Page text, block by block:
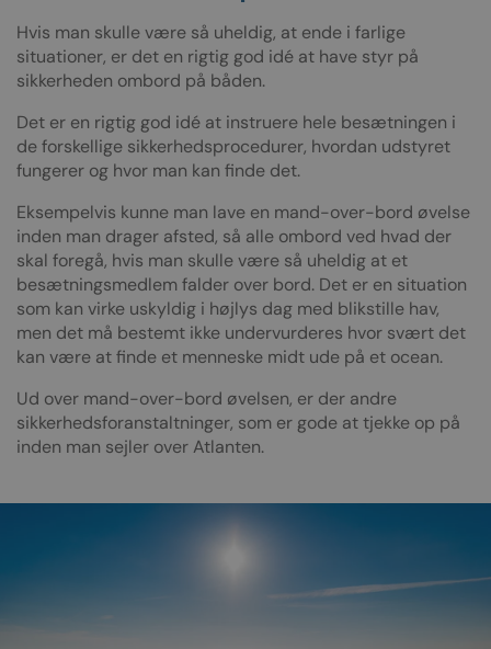
Hvis man skulle være så uheldig, at ende i farlige
situationer, er det en rigtig god idé at have styr på
sikkerheden ombord på båden.
Det er en rigtig god idé at instruere hele besætningen i
de forskellige sikkerhedsprocedurer, hvordan udstyret
fungerer og hvor man kan finde det.
Eksempelvis kunne man lave en mand-over-bord øvelse
inden man drager afsted, så alle ombord ved hvad der
skal foregå, hvis man skulle være så uheldig at et
besætningsmedlem falder over bord. Det er en situation
som kan virke uskyldig i højlys dag med blikstille hav,
men det må bestemt ikke undervurderes hvor svært det
kan være at finde et menneske midt ude på et ocean.
Ud over mand-over-bord øvelsen, er der andre
sikkerhedsforanstaltninger, som er gode at tjekke op på
inden man sejler over Atlanten.